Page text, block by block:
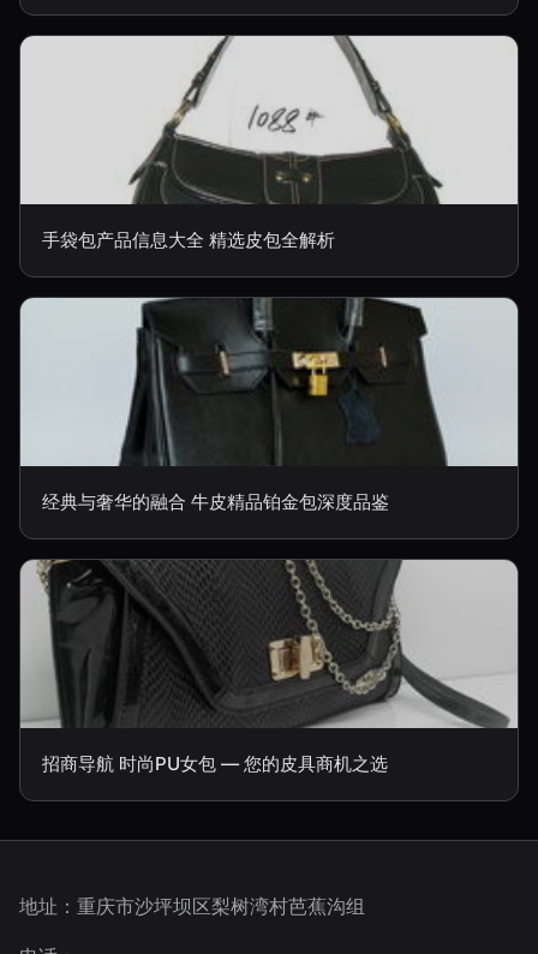
手袋包产品信息大全 精选皮包全解析
经典与奢华的融合 牛皮精品铂金包深度品鉴
招商导航 时尚PU女包 — 您的皮具商机之选
地址：重庆市沙坪坝区梨树湾村芭蕉沟组